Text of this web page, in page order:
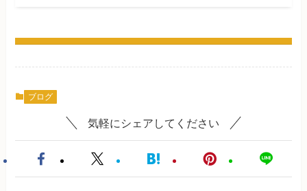
ブログ
気軽にシェアしてください